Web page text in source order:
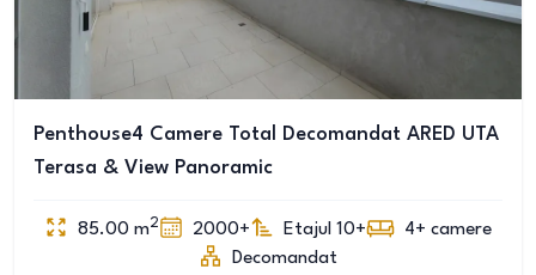
Penthouse4 Camere Total Decomandat ARED UTA
Terasa & View Panoramic
85.00 m2 2000+ Etajul 10+ 4+ camere
Decomandat